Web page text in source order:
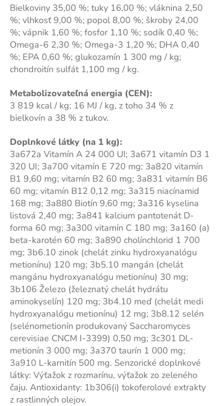
Bielkoviny 35,00 %; tuky 16,00 %; vláknina 2,50
%; vlhkosť 9,00 %; popol 8,00 %; škroby 24,00
%; vápnik 1,60 %; fosfor 1,10 %; sodík 0,40 %;
Omega-6 2,30 %; Omega-3 1,20 %; DHA 0,40
%; EPA 0,60 %; glukozamín 1 300 mg / kg;
chondroitín sulfát 1,100 mg / kg.
Metabolizovateľná energia (CEN):
3 819 kcal / kg; 16 MJ / kg, z toho 34 % z
bielkovín a 38 % z tukov.
Doplnkové látky (na 1 kg):
3a672a Vitamín A 24 000 UI; 3a671 vitamín D3 1
320 UI; 3a700 vitamín E 720 mg; 3a820 vitamín
B1 9,60 mg; vitamín B2 60 mg; 3a831 vitamín B6
60 mg; vitamín B12 0,12 mg; 3a315 niacínamid
168 mg; 3a880 Biotín 9,60 mg; 3a316 kyselina
listová 2,40 mg; 3a841 kalcium pantotenát D-
forma 60 mg; 3a300 vitamín C 180 mg; 3a160 (a)
beta-karotén 60 mg; 3a890 cholínchlorid 1 700
mg; 3b6.10 zinok (chelát zinku hydroxyanalógu
metionínu) 120 mg; 3b5.10 mangán (chelát
mangánu hydroxyanalógu metionínu) 30 mg;
3b106 Železo (železnatý chelát hydrátu
aminokyselín) 120 mg; 3b4.10 meď (chelát medi
hydroxyanalógu metionínu) 12 mg; 3b8.12 selén
(selénometionín produkovaný Saccharomyces
cerevisiae CNCM I-3399) 0,50 mg; 3c301 DL-
metionín 3 000 mg; 3a370 taurín 1 000 mg;
3a910 L-karnitín 500 mg. Senzorické doplnkové
látky: Výťažok z rozmarínu, výťažok zo zeleného
čaju. Antioxidanty: 1b306(i) tokoferolové extrakty
z rastlinných olejov.